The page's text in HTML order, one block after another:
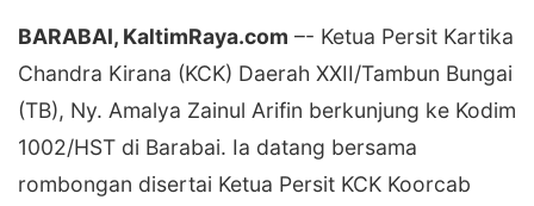
BARABAI, KaltimRaya.com –- Ketua Persit Kartika
Chandra Kirana (KCK) Daerah XXII/Tambun Bungai
(TB), Ny. Amalya Zainul Arifin berkunjung ke Kodim
1002/HST di Barabai. Ia datang bersama
rombongan disertai Ketua Persit KCK Koorcab